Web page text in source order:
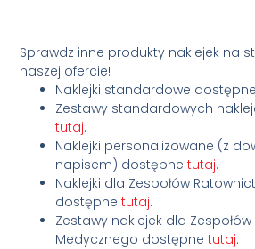
Sprawdz inne produkty naklejek na
naszej ofercie!
Naklejki standardowe
Zestawy standardowych
tutaj.
Naklejki personalizowane (z
napisem) dostępnetutaj.
Naklejki dla Zespołów
dostępnetutaj.
Zestawy naklejek dla
Medycznego dostępnetutaj.